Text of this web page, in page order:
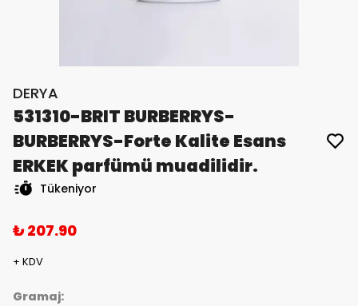
DERYA
531310-BRIT BURBERRYS-
BURBERRYS-Forte Kalite Esans
ERKEK parfümü muadilidir.
Tükeniyor
₺ 207.90
+ KDV
Gramaj: